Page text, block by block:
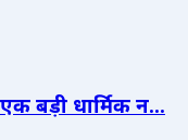
बड़ी धार्मिक न...